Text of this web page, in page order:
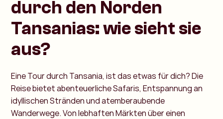
durch den Norden
Tansanias: wie sieht sie
aus?
Eine Tour durch Tansania, ist das etwas für dich? Die
Reise bietet abenteuerliche Safaris, Entspannung an
idyllischen Stränden und atemberaubende
Wanderwege. Von lebhaften Märkten über einen